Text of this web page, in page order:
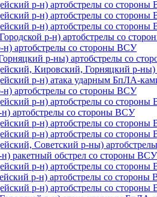
р-н) артобстрелы со
р-н) артобстрелы со
р-н) артобстрелы со
р-н) артобстрелы со
н) артобстрелы со стороны ВСУ
р-ны) артобстрелы со
Кировский, Горняцкий р-
р-н) атака ударным БпЛА-
н) артобстрелы со стороны ВСУ
р-н) артобстрелы со
артобстрелы со стороны ВСУ
р-н) артобстрелы со
р-н) артобстрелы со
Советский р-ны)
ракетный обстрел со стороны ВСУ
р-н) артобстрелы со
р-н) артобстрелы со стороны
р-н) артобстрелы со